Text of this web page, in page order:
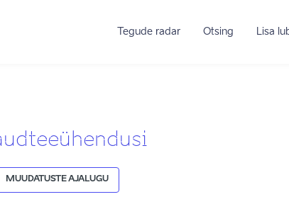
Tegude radar Otsing Lisa
MUUDATUSTE AJALUGU